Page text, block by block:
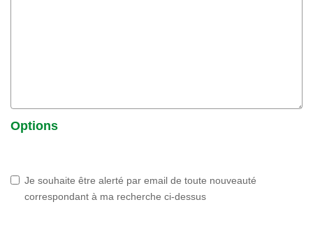
Options
Je souhaite être alerté par email de toute nouveauté
correspondant à ma recherche ci-dessus